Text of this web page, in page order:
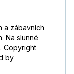
a zábavních
Na slunné
Copyright
by